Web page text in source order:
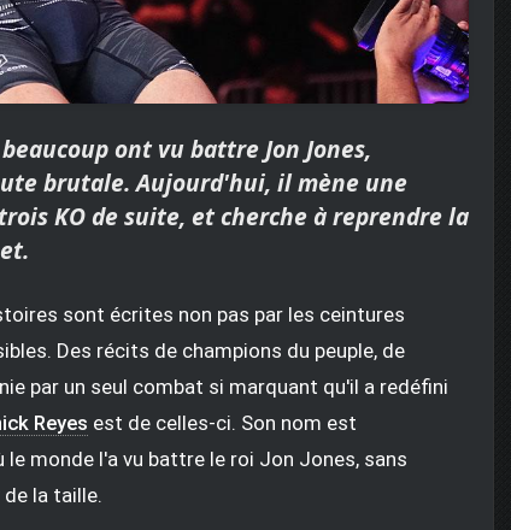
ont vu battre Jon Jones,
brutale. Aujourd'hui, il mène une
KO de suite, et cherche à reprendre la
sont écrites non pas par les ceintures
Des récits de champions du peuple, de
par un seul combat si marquant qu'il a redéfini
Reyes est de celles-ci. Son nom est
monde l'a vu battre le roi Jon Jones, sans
la taille.